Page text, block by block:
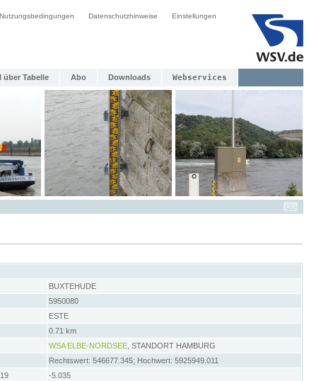
Nutzungsbedingungen Datenschutzhinweise Einstellungen
über Tabelle Abo Downloads Webservices
BUXTEHUDE
5950080
ESTE
0.71 km
WSA ELBE-NORDSEE , STANDORT HAMBURG
Rechtswert: 546677.345; Hochwert: 5925949.011
-5.035